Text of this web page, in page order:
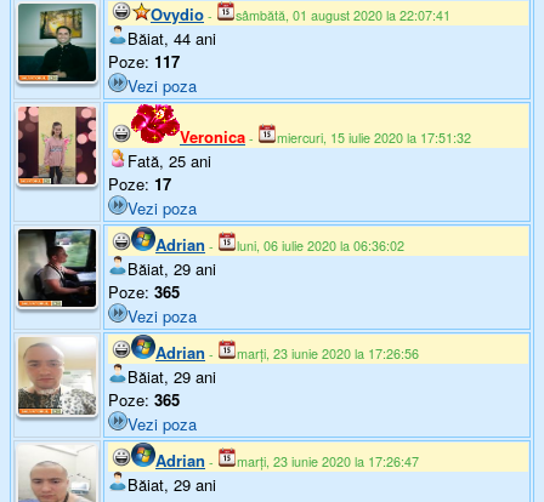
Ovydio - sâmbătă, 01 august 2020 la 22:07:41
Băiat, 44 ani
Poze: 117
Vezi poza
Veronica - miercuri, 15 iulie 2020 la 17:51:32
Fată, 25 ani
Poze: 17
Vezi poza
Adrian - luni, 06 iulie 2020 la 06:36:02
Băiat, 29 ani
Poze: 365
Vezi poza
Adrian - marți, 23 iunie 2020 la 17:26:56
Băiat, 29 ani
Poze: 365
Vezi poza
Adrian - marți, 23 iunie 2020 la 17:26:47
Băiat, 29 ani